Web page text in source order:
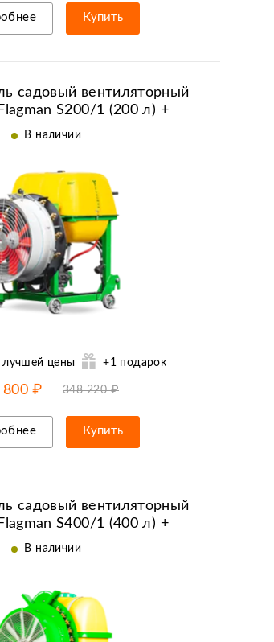
Купить
садовый вентиляторный
S200/1 (200 л) +
85см/6х6/со сваркой)
В наличии
лучшей цены +1 подарок
от цены до07.08
800 ₽ 348 220 ₽
Купить
садовый вентиляторный
S400/1 (400 л) +
85см/6х6/со сваркой)
В наличии